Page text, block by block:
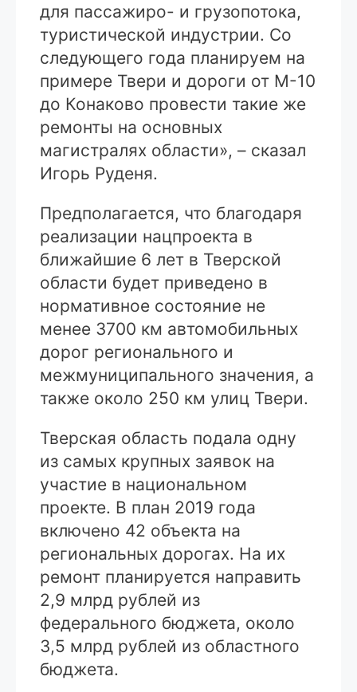
для пассажиро- и грузопотока,
туристической индустрии. Со
следующего года планируем на
примере Твери и дороги от М-10
до Конаково провести такие же
ремонты на основных
магистралях области», – сказал
Игорь Руденя.
Предполагается, что благодаря
реализации нацпроекта в
ближайшие 6 лет в Тверской
области будет приведено в
нормативное состояние не
менее 3700 км автомобильных
дорог регионального и
межмуниципального значения, а
также около 250 км улиц Твери.
Тверская область подала одну
из самых крупных заявок на
участие в национальном
проекте. В план 2019 года
включено 42 объекта на
региональных дорогах. На их
ремонт планируется направить
2,9 млрд рублей из
федерального бюджета, около
3,5 млрд рублей из областного
бюджета.